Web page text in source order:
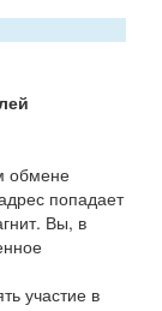
обмене
попадает
Вы, в
участие в